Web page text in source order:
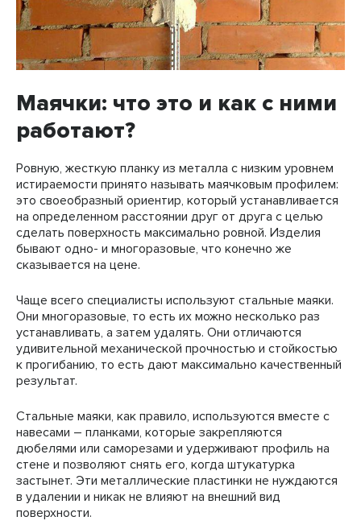
Маячки: что это и как с ними
работают?
Ровную, жесткую планку из металла с низким уровнем
истираемости принято называть маячковым профилем:
это своеобразный ориентир, который устанавливается
на определенном расстоянии друг от друга с целью
сделать поверхность максимально ровной. Изделия
бывают одно- и многоразовые, что конечно же
сказывается на цене.
Чаще всего специалисты используют стальные маяки.
Они многоразовые, то есть их можно несколько раз
устанавливать, а затем удалять. Они отличаются
удивительной механической прочностью и стойкостью
к прогибанию, то есть дают максимально качественный
результат.
Стальные маяки, как правило, используются вместе с
навесами – планками, которые закрепляются
дюбелями или саморезами и удерживают профиль на
стене и позволяют снять его, когда штукатурка
застынет. Эти металлические пластинки не нуждаются
в удалении и никак не влияют на внешний вид
поверхности.